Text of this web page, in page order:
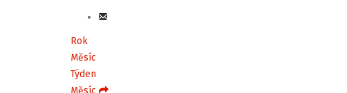
Rok
Měsíc
Týden
Měsíc